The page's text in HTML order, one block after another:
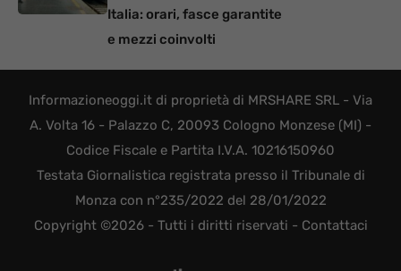
Italia: orari, fasce garantite
e mezzi coinvolti
Informazioneoggi.it di proprietà di MRSHARE SRL - Via
A. Volta 16 - Palazzo C, 20093 Cologno Monzese (MI) -
Codice Fiscale e Partita I.V.A. 10216150960
Testata Giornalistica registrata presso il Tribunale di
Monza con n°235/2022 del 28/01/2022
Copyright ©2026 - Tutti i diritti riservati - Contattaci